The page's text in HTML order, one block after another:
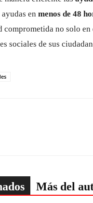
en menos de 48
comprometida no solo
sociales de sus
Más del